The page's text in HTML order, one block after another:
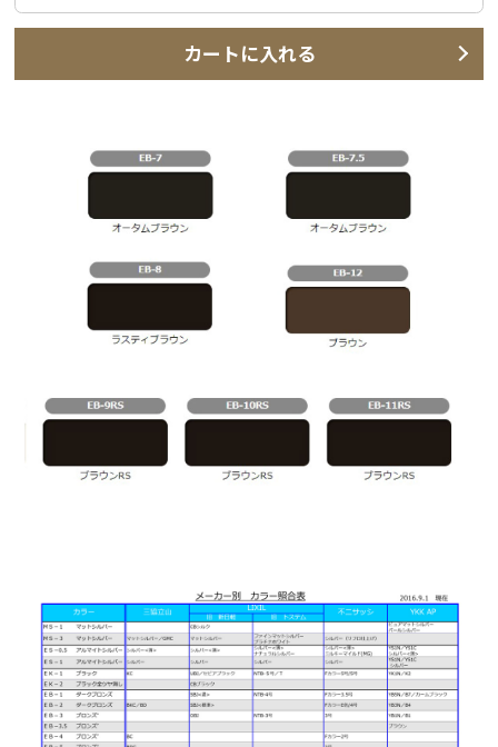
カートに入れる